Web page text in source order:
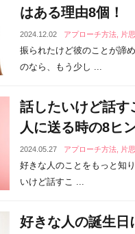
はある理由8個！
2024.12.02 アプローチ方法 片
振られたけど彼のことが諦
のなら、もう少し ...
話したいけど話す
人に送る時の8ヒ
2024.05.27 アプローチ方法 片
好きな人のことをもっと知
いけど話すこ ...
好きな人の誕生日